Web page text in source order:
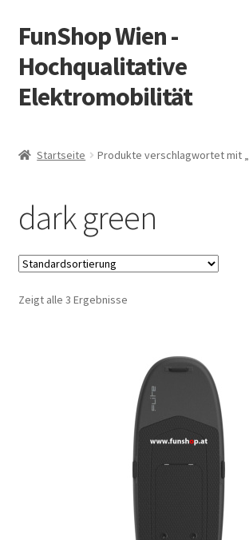
Zur
Navigation
springen
Zum
Inhalt
springen
FunShop Wien -
Hochqualitative
Elektromobilität
Vorsicht Internetbetrug
Über FunShop
Impressum
Startseite Produkte verschlagwortet mit
dark green
Zeigt alle 3 Ergebnisse